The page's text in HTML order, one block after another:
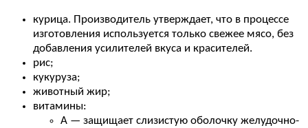
курица. Производитель утверждает, что в процессе
изготовления используется только свежее мясо, без
добавления усилителей вкуса и красителей.
рис;
кукуруза;
животный жир;
витамины:
А — защищает слизистую оболочку желудочно-